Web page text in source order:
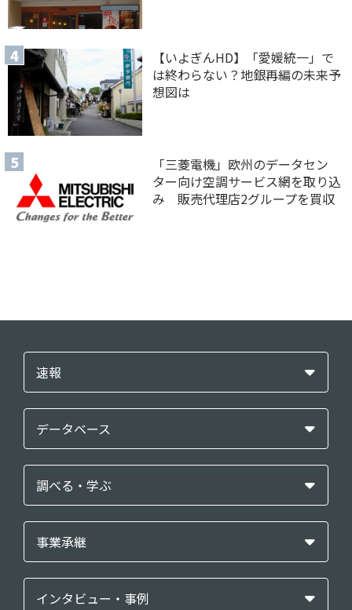
【いよぎんHD】「愛媛統一」で
は終わらない？地銀再編の未来予
想図は
「三菱電機」欧州のデータセン
ター向け空調サービス網を取り込
み 販売代理店2グループを買収
速報
データベース
調べる・学ぶ
事業承継
インタビュー・事例